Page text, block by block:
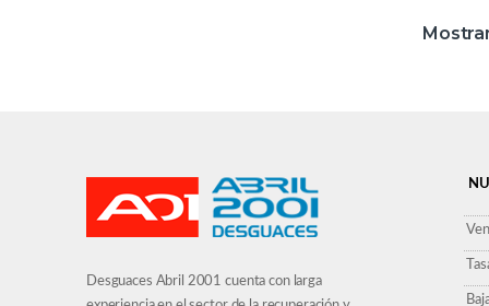
Desguaces Abril 2001 cuenta con larga